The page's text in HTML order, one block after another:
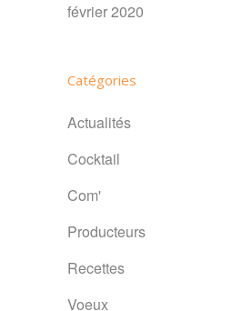
février 2020
Catégories
Actualités
Cocktail
Com'
Producteurs
Recettes
Voeux